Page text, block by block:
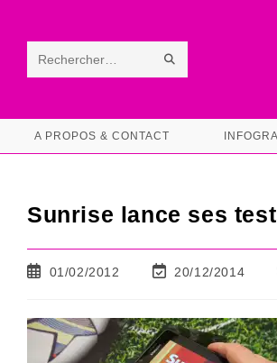
contentRechercher
ce RECHERCHE
A PROPOS & CONTACT
Sunrise lance ses
Publication
01/02/2012
Dernière
la
publication :
20/12/2014